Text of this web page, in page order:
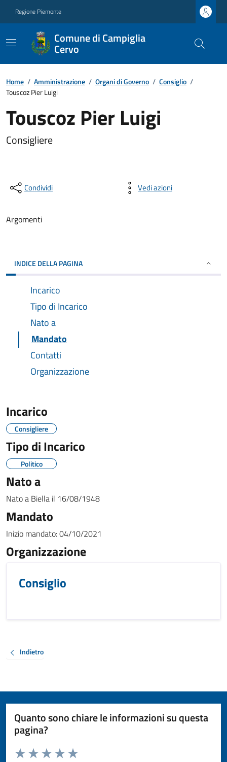
Regione Piemonte
Comune di Campiglia
Cervo
Home / Amministrazione / Organi di Governo / Consiglio /
Touscoz Pier Luigi
Touscoz Pier Luigi
Consigliere
Condividi Vedi azioni
Argomenti
INDICE DELLA PAGINA
Incarico
Tipo di Incarico
Nato a
Mandato
Contatti
Organizzazione
Incarico
Consigliere
Tipo di Incarico
Politico
Nato a
Nato a Biella il 16/08/1948
Mandato
Inizio mandato:04/10/2021
Organizzazione
Consiglio
Indietro
Quanto sono chiare le informazioni su questa
pagina?
Valuta da 1 a 5 stelle la pagina